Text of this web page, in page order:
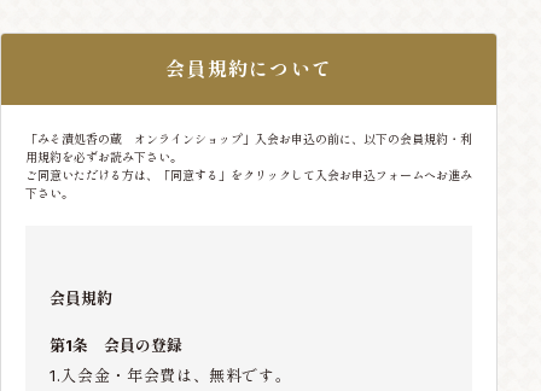
会員規約について
「みそ漬処香の蔵 オンラインショップ」入会お申込の前に、以下の会員規約・利
用規約を必ずお読み下さい。
ご同意いただける方は、「同意する」をクリックして入会お申込フォームへお進み
下さい。
会員規約
第1条 会員の登録
1.入会金・年会費は、無料です。